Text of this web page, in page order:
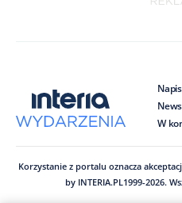
W
Korzystanie z portalu oznacza
by INTERIA.PL1999-2026.